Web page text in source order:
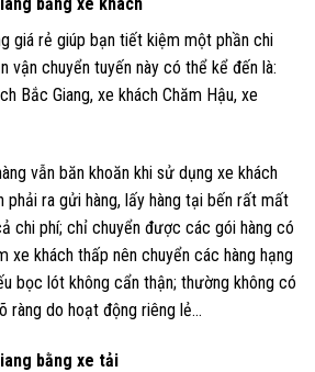
bằng xe khách
giá rẻ giúp bạn tiết kiệm một phần chi
vận chuyển tuyến này có thể kể đến là:
Bắc Giang, xe khách Chăm Hậu, xe
vẫn băn khoăn khi sử dụng xe khách
phải ra gửi hàng, lấy hàng tại bến rất mất
chi phí; chỉ chuyển được các gói hàng có
xe khách thấp nên chuyển các hàng hạng
bọc lót không cẩn thận; thường không có
ràng do hoạt động riêng lẻ…
bằng xe tải